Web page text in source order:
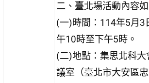
二、臺北場活動內容如
(一)時間：114年5月3
午10時至下午5時。
(二)地點：集思北科
議室（臺北市大安區